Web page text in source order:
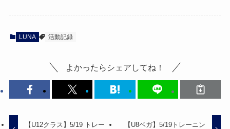
LUNA 活動記録
よかったらシェアしてね！
【U12クラス】5/19 トレー
【U8ベガ】5/19トレーニン